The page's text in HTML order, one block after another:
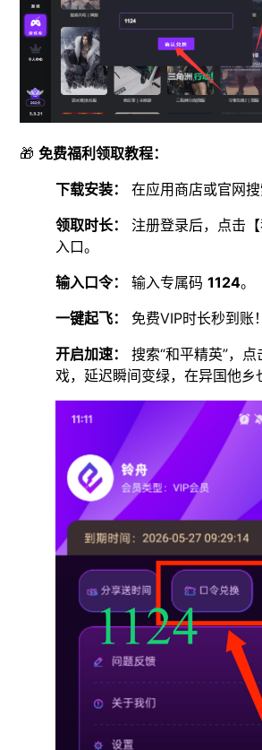
🎁免费福利领取教程：
下载安装：
在应用商店或官网
领取时长：
注册登录后，点击【
入口。
输入口令：
输入专属码1124。
一键起飞：
免费VIP时长秒到账！
开启加速：
搜索“和平精英”，
戏，延迟瞬间变绿，在异国他乡